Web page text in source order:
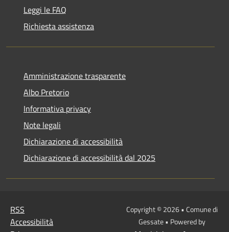
Leggi le FAQ
Richiesta assistenza
Amministrazione trasparente
Albo Pretorio
Informativa privacy
Note legali
Dichiarazione di accessibilità
Dichiarazione di accessibilità dal 2025
RSS
Accessibilità
Copyright © 2026 • Comune di
Gessate • Powered by